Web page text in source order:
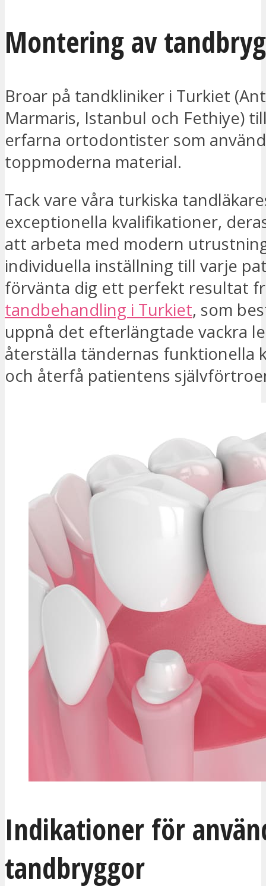
Montering av
Broar på tandkliniker i Turkiet
Marmaris, Istanbul och Fethiye)
erfarna ortodontister som
toppmoderna material.
Tack vare våra turkiska
exceptionella kvalifikationer,
att arbeta med modern
individuella inställning till varje
förvänta dig ett perfekt resultat
tandbehandling i Turkiet, som
uppnå det efterlängtade vackra
återställa tändernas funktionella
och återfå patientens
Indikationer för
tandbryggor